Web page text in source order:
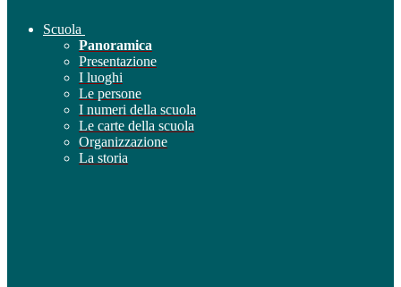
Scuola
Panoramica
Presentazione
I luoghi
Le persone
I numeri della scuola
Le carte della scuola
Organizzazione
La storia